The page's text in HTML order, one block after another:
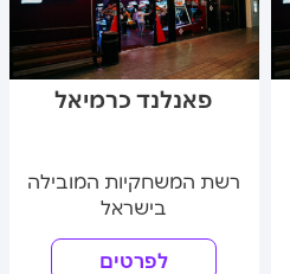
פאנלנד כרמיאל
רשת המשחקיות המובילה
בישראל
לפרטים